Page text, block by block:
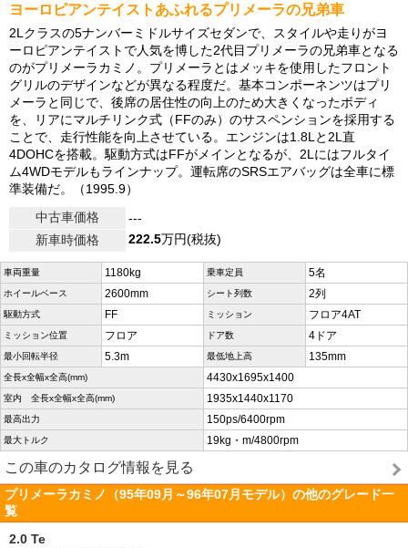
ヨーロピアンテイストあふれるプリメーラの兄弟車
2Lクラスの5ナンバーミドルサイズセダンで、スタイルや走りがヨ
ーロピアンテイストで人気を博した2代目プリメーラの兄弟車となる
のがプリメーラカミノ。プリメーラとはメッキを使用したフロント
グリルのデザインなどが異なる程度だ。基本コンポーネンツはプリ
メーラと同じで、後席の居住性の向上のため大きくなったボディ
を、リアにマルチリンク式（FFのみ）のサスペンションを採用する
ことで、走行性能を向上させている。エンジンは1.8Lと2L直
4DOHCを搭載。駆動方式はFFがメインとなるが、2Lにはフルタイ
ム4WDモデルもラインナップ。運転席のSRSエアバッグは全車に標
準装備だ。（1995.9）
中古車価格
---
新車時価格
222.5万円(税抜)
車両重量 1180kg 乗車定員 5名
ホイールベース 2600mm シート列数 2列
駆動方式 FF ミッション フロア4AT
ミッション位置 フロア ドア数 4ドア
最小回転半径 5.3m 最低地上高 135mm
全長x全幅x全高(mm) 4430x1695x1400
室内 全長x全幅x全高(mm) 1935x1440x1170
最高出力 150ps/6400rpm
最大トルク 19kg・m/4800rpm
この車のカタログ情報を見る
プリメーラカミノ（95年09月～96年07月モデル）の他のグレード一
覧
2.0 Te